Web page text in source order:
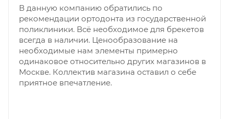
В данную компанию обратились по
рекомендации ортодонта из государственной
поликлиники. Всё необходимое для брекетов
всегда в наличии. Ценообразование на
необходимые нам элементы примерно
одинаковое относительно других магазинов в
Москве. Коллектив магазина оставил о себе
приятное впечатление.